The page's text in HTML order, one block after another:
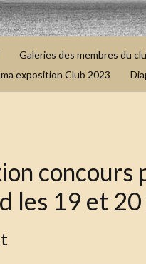
Galeries des membres du
exposition Club 2023
concours
les 19 et